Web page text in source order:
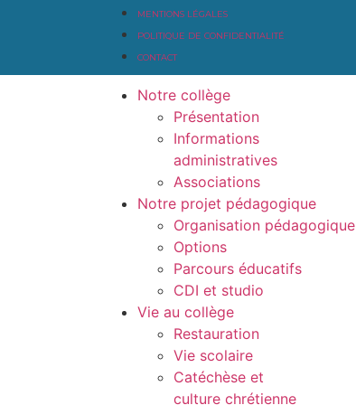
MENTIONS LÉGALES
POLITIQUE DE CONFIDENTIALITÉ
CONTACT
Notre collège
Présentation
Informations
administratives
Associations
Notre projet pédagogique
Organisation pédagogique
Options
Parcours éducatifs
CDI et studio
Vie au collège
Restauration
Vie scolaire
Catéchèse et
culture chrétienne